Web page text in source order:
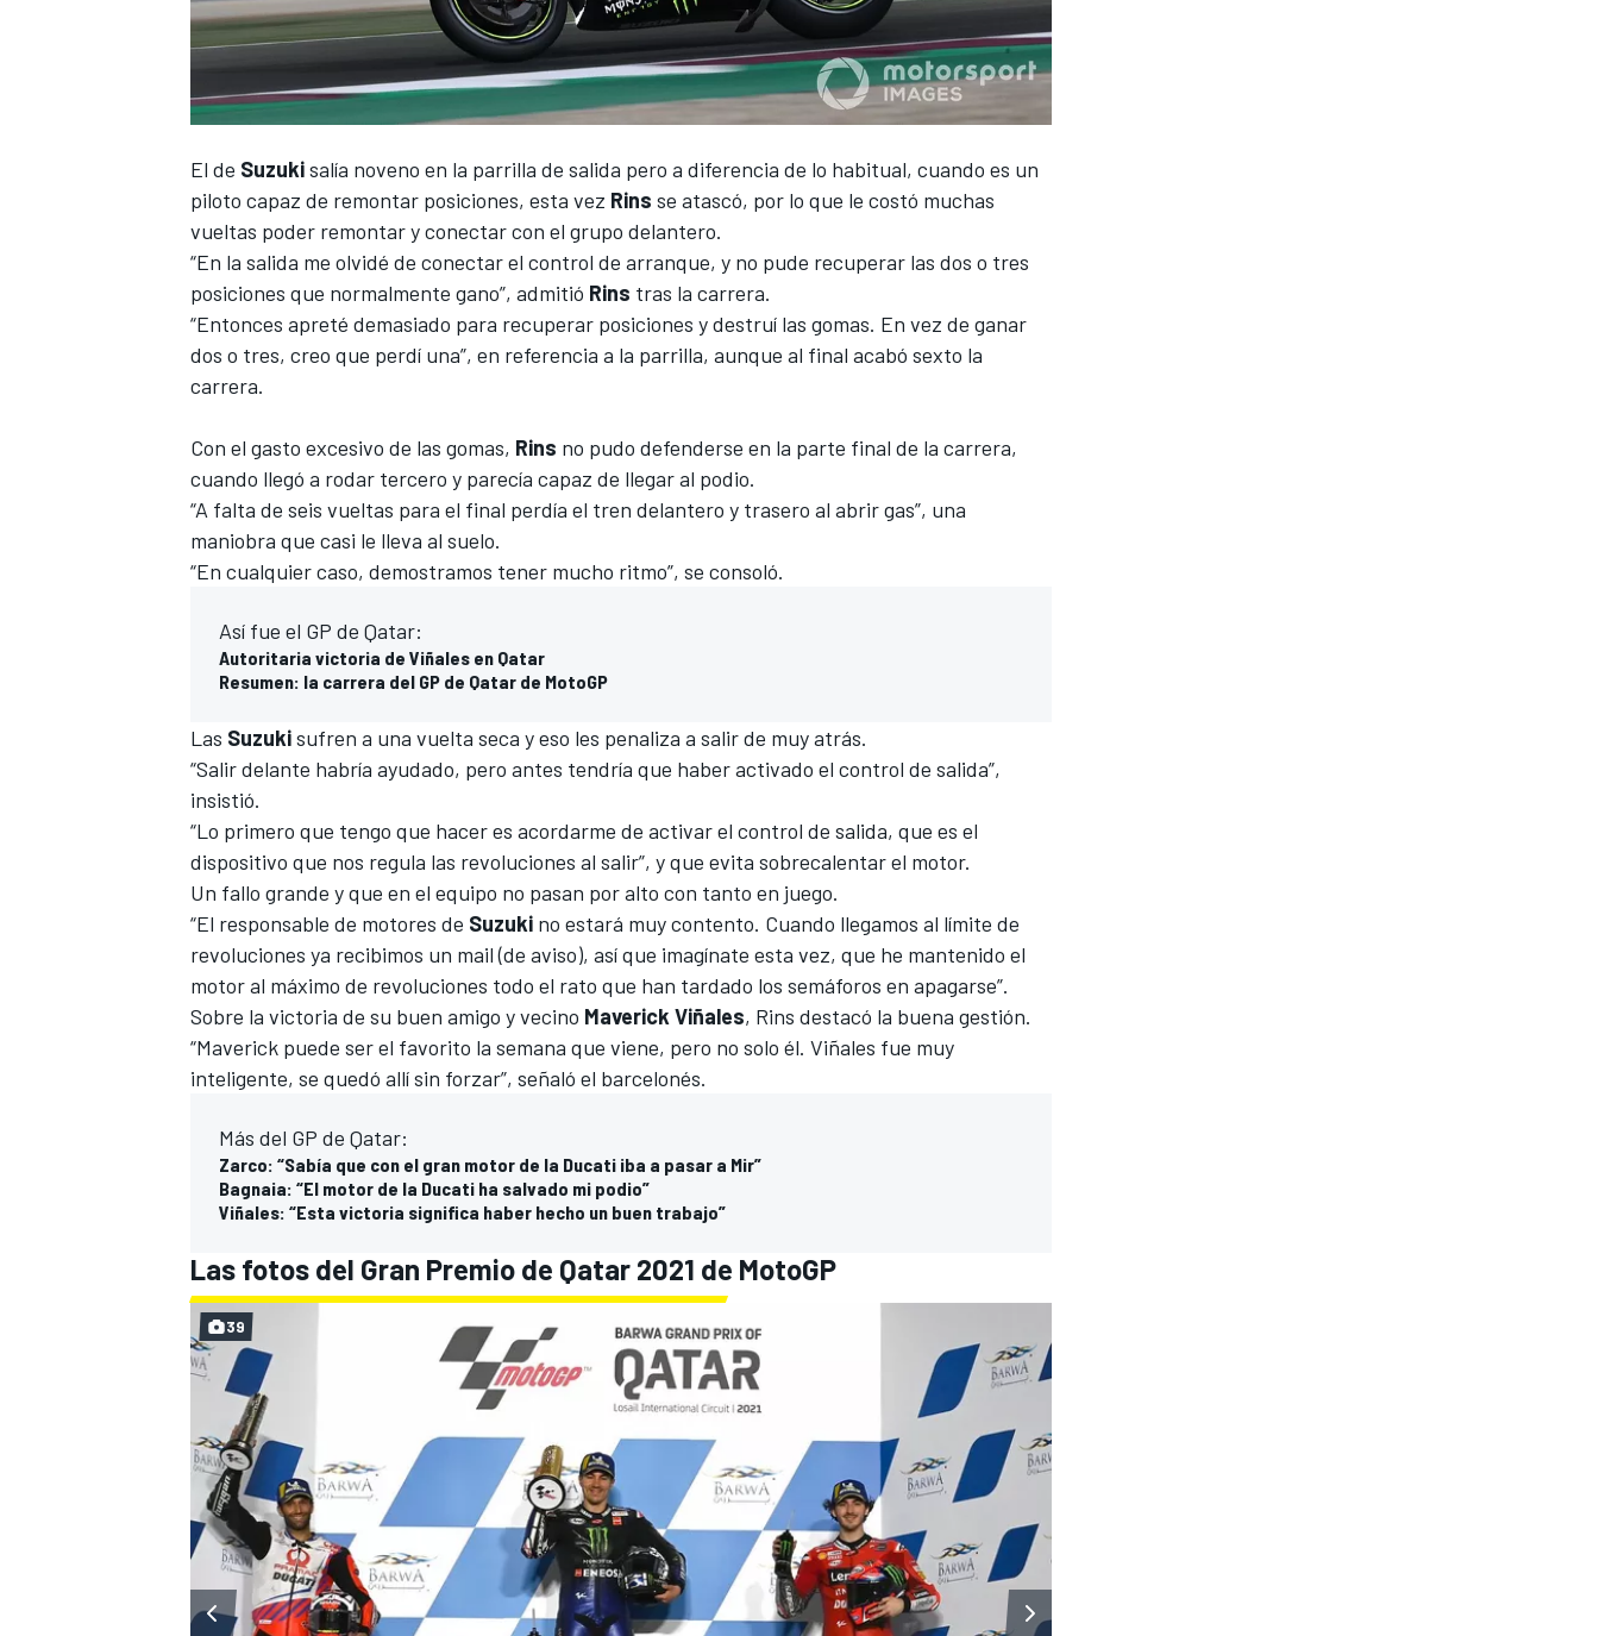
MÁS CATEGORÍAS
El de Suzukisalía noveno en la parrilla de salida pero a diferencia de lo habitual, cuando es un
piloto capaz de remontar posiciones, esta vez Rins se atascó, por lo que le costó muchas
vueltas poder remontar y conectar con el grupo delantero.
“En la salida me olvidé de conectar el control de arranque, y no pude recuperar las dos o tres
posiciones que normalmente gano”, admitió Rins tras la carrera.
“Entonces apreté demasiado para recuperar posiciones y destruí las gomas. En vez de ganar
dos o tres, creo que perdí una”, en referencia a la parrilla, aunque al final acabó sexto la
carrera.
Con el gasto excesivo de las gomas, Rins no pudo defenderse en la parte final de la carrera,
cuando llegó a rodar tercero y parecía capaz de llegar al podio.
“A falta de seis vueltas para el final perdía el tren delantero y trasero al abrir gas”, una
maniobra que casi le lleva al suelo.
“En cualquier caso, demostramos tener mucho ritmo”, se consoló.
Así fue el GP de Qatar:
Autoritaria victoria de Viñales en Qatar
Resumen: la carrera del GP de Qatar de MotoGP
Las Suzukisufren a una vuelta seca y eso les penaliza a salir de muy atrás.
“Salir delante habría ayudado, pero antes tendría que haber activado el control de salida”,
insistió.
“Lo primero que tengo que hacer es acordarme de activar el control de salida, que es el
dispositivo que nos regula las revoluciones al salir”, y que evita sobrecalentar el motor.
Un fallo grande y que en el equipo no pasan por alto con tanto en juego.
“El responsable de motores de Suzuki no estará muy contento. Cuando llegamos al límite de
revoluciones ya recibimos un mail (de aviso), así que imagínate esta vez, que he mantenido el
motor al máximo de revoluciones todo el rato que han tardado los semáforos en apagarse”.
Sobre la victoria de su buen amigo y vecino Maverick Viñales, Rins destacó la buena gestión.
“Maverick puede ser el favorito la semana que viene, pero no solo él. Viñales fue muy
inteligente, se quedó allí sin forzar”, señaló el barcelonés.
Más del GP de Qatar:
Zarco: “Sabía que con el gran motor de la Ducati iba a pasar a Mir”
Bagnaia: “El motor de la Ducati ha salvado mi podio”
Viñales: “Esta victoria significa haber hecho un buen trabajo”
Las fotos del Gran Premio de Qatar 2021 de MotoGP
39